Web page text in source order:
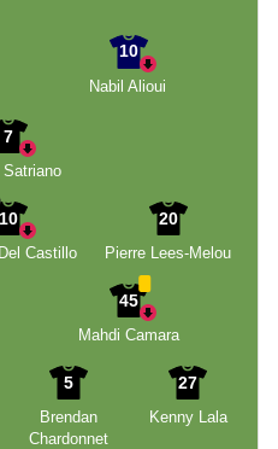
10
Nabil Alioui
7
Satriano
10
Castillo
20
Pierre Lees-Melou
45
Mahdi Camara
5
Brendan
Chardonnet
27
Kenny Lala